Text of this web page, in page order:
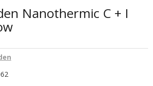
Nanothermic C + I